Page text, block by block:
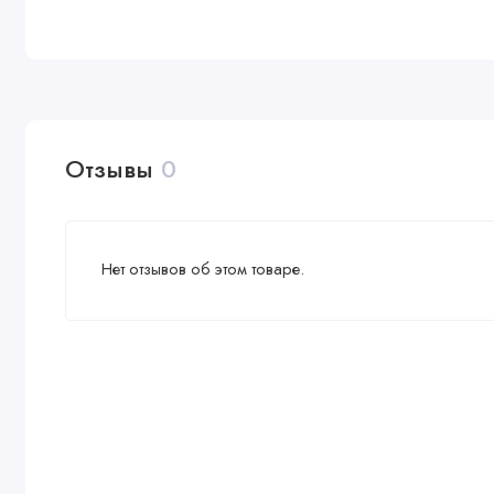
Отзывы 0
Нет отзывов об этом товаре.